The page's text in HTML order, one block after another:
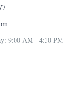
9:00 AM - 4:30 PM